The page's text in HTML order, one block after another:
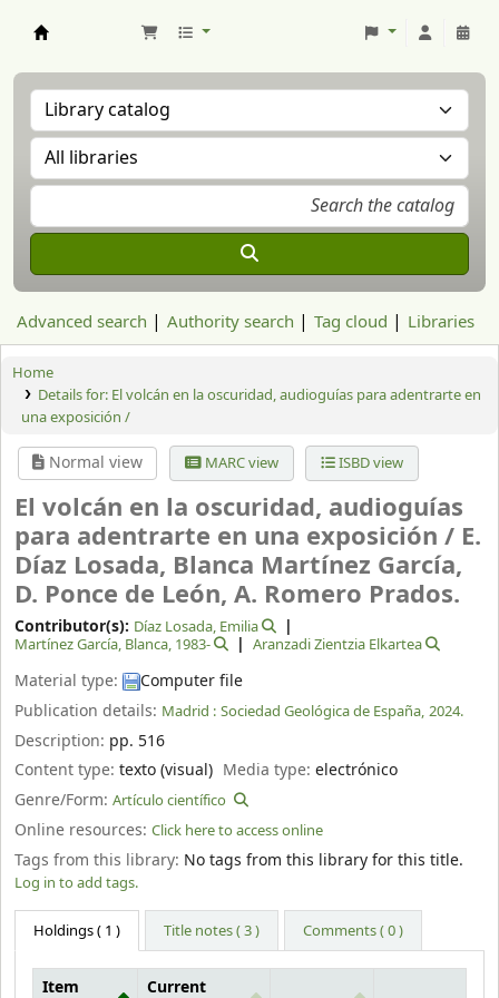
Advanced search Authority search Tag cloud Libraries
Home
Details for: El volcán en la oscuridad, audioguías para adentrarte en
una exposición /
Normal view MARC view ISBD view
El volcán en la oscuridad, audioguías
para adentrarte en una exposición / E.
Díaz Losada, Blanca Martínez García,
D. Ponce de León, A. Romero Prados.
Contributor(s): Díaz Losada, Emilia
Martínez García, Blanca, 1983- Aranzadi Zientzia Elkartea
Material type:
Computer file
Publication details: Madrid : Sociedad Geológica de España, 2024.
Description: pp. 516
Content type: texto (visual) Media type:electrónico
Genre/Form: Artículo científico
Online resources: Click here to access online
Tags from this library: No tags from this library for this title.
Log in to add tags.
Holdings( 1 ) Title notes ( 3 ) Comments ( 0 )
Item
Current